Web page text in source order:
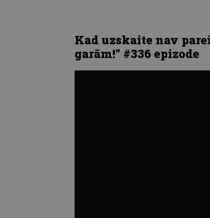
Kad uzskaite nav
garām!” #336 epizode